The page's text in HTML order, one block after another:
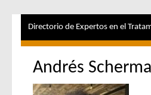
Directorio de Expertos en el
Andrés